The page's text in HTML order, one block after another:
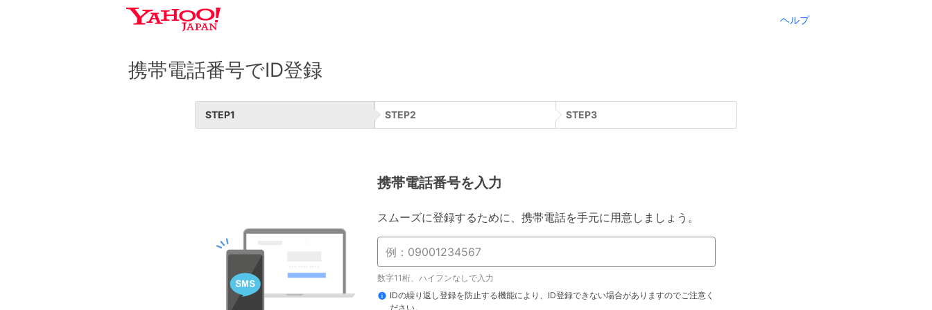
ヘルプ
携帯電話番号でID登録
STEP1 STEP2 STEP3
携帯電話番号を入力
スムーズに登録するために、携帯電話を手元に用意しましょう。
数字11桁、ハイフンなしで入力
IDの繰り返し登録を防止する機能により、ID登録できない場合がありますのでご注意く
ださい。